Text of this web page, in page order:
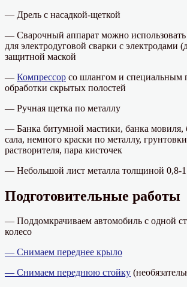
— Дрель с насадкой-щеткой
— Сварочный аппарат можно
для электродуговой сварки с электродами
защитной маской
— Компрессор со шлангом и специальным
обработки скрытых полостей
— Ручная щетка по металлу
— Банка битумной мастики, банка мовиля,
сала, немного краски по металлу,
растворителя, пара кисточек
— Небольшой лист металла толщиной 0,8-
Подготовительные работы
— Поддомкрачиваем автомобиль с одной
колесо
— Снимаем переднее крыло
— Снимаем переднюю стойку